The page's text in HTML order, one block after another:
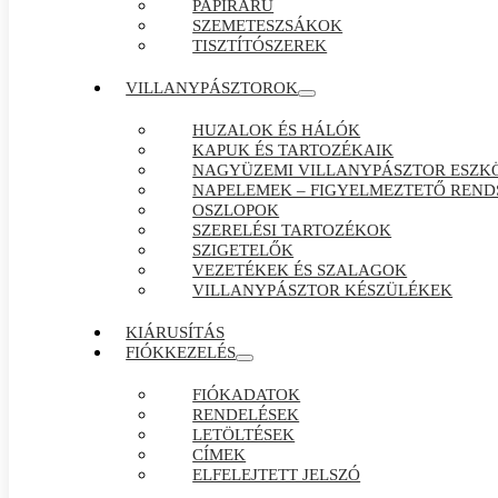
PAPÍRÁRÚ
SZEMETESZSÁKOK
TISZTÍTÓSZEREK
VILLANYPÁSZTOROK
HUZALOK ÉS HÁLÓK
KAPUK ÉS TARTOZÉKAIK
NAGYÜZEMI VILLANYPÁSZTOR
NAPELEMEK – FIGYELMEZTETŐ
OSZLOPOK
SZERELÉSI TARTOZÉKOK
SZIGETELŐK
VEZETÉKEK ÉS SZALAGOK
VILLANYPÁSZTOR KÉSZÜLÉKEK
KIÁRUSÍTÁS
FIÓKKEZELÉS
FIÓKADATOK
RENDELÉSEK
LETÖLTÉSEK
CÍMEK
ELFELEJTETT JELSZÓ